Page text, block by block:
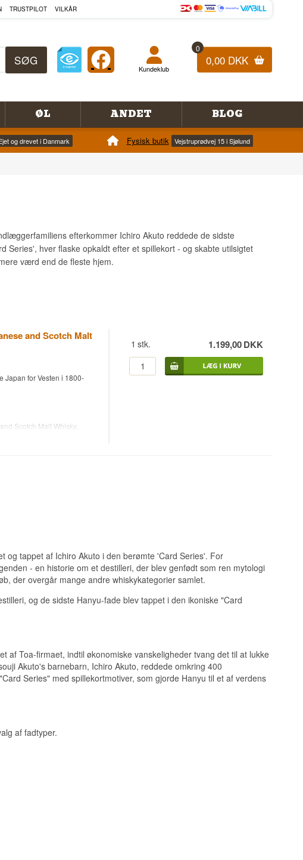
TRUSTPILOT VILKÅR
0
0,00 DKK
Kundeklub
ØL ANDET BLOG
og drevet i Danmark Fysisk butik Vejstruprødvej 15 i Sjølund
efterkommer Ichiro Akuto reddede de sidste
Series', hver flaske opkaldt efter et spillekort - og skabte utilsigtet
værd end de fleste hjem.
and Scotch Malt
Japan for Vesten i 1800-
Scotch Malt Whisky,
1 stk. 1.199,00DKK
og tappet af Ichiro Akuto i den berømte 'Card Series'. For
- en historie om et destilleri, der blev genfødt som ren mytologi
der overgår mange andre whiskykategorier samlet.
og de sidste Hanyu-fade blev tappet i den ikoniske "Card
af Toa-firmaet, indtil økonomiske vanskeligheder tvang det til at lukke
Akuto's barnebarn, Ichiro Akuto, reddede omkring 400
Series" med spillekortmotiver, som gjorde Hanyu til et af verdens
af fadtyper.